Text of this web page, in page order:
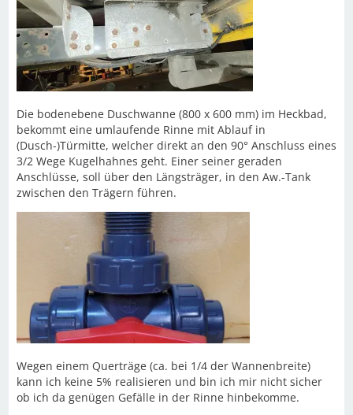
Die bodenebene Duschwanne (800 x 600 mm) im Heckbad,
bekommt eine umlaufende Rinne mit Ablauf in
(Dusch-)Türmitte, welcher direkt an den 90° Anschluss eines
3/2 Wege Kugelhahnes geht. Einer seiner geraden
Anschlüsse, soll über den Längsträger, in den Aw.-Tank
zwischen den Trägern führen.
Wegen einem Querträge (ca. bei 1/4 der Wannenbreite)
kann ich keine 5% realisieren und bin ich mir nicht sicher
ob ich da genügen Gefälle in der Rinne hinbekomme.